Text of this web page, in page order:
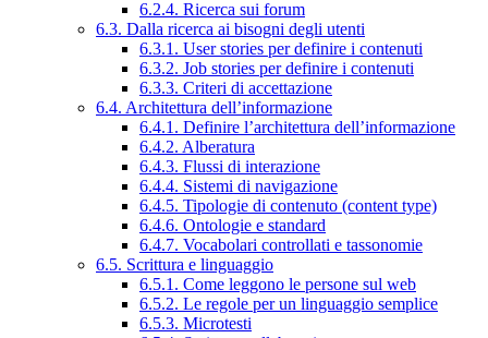
6.2.4. Ricerca sui forum
6.3. Dalla ricerca ai bisogni degli utenti
6.3.1. User stories per definire i contenuti
6.3.2. Job stories per definire i contenuti
6.3.3. Criteri di accettazione
6.4. Architettura dell’informazione
6.4.1. Definire l’architettura dell’informazione
6.4.2. Alberatura
6.4.3. Flussi di interazione
6.4.4. Sistemi di navigazione
6.4.5. Tipologie di contenuto (content type)
6.4.6. Ontologie e standard
6.4.7. Vocabolari controllati e tassonomie
6.5. Scrittura e linguaggio
6.5.1. Come leggono le persone sul web
6.5.2. Le regole per un linguaggio semplice
6.5.3. Microtesti